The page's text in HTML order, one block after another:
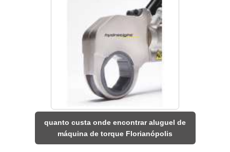
quanto custa onde encontrar aluguel de
máquina de torque Florianópolis